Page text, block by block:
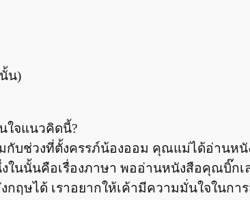
น)
ใจแนวคิดนี้?
กับช่วงที่ตั้งครรภ์น้องออม คุณแม่ได้อ่านห
งในนั้นคือเรื่องภาษา พออ่านหนังสือคุณบิ๊ก
ฤษได้ เราอยากให้เค้ามีความมั่นใจในกา